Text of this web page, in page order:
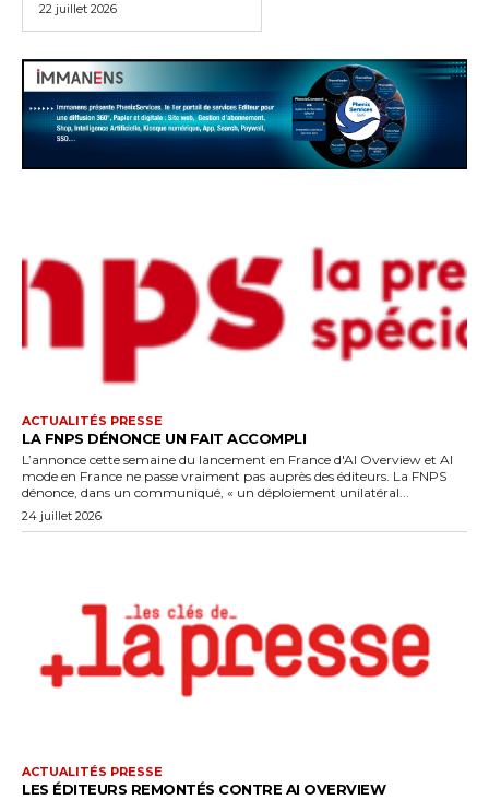
22 juillet 2026
ACTUALITÉS PRESSE
LA FNPS DÉNONCE UN FAIT ACCOMPLI
L’annonce cette semaine du lancement en France d'AI Overview et AI
mode en France ne passe vraiment pas auprès des éditeurs. La FNPS
dénonce, dans un communiqué, « un déploiement unilatéral...
24 juillet 2026
ACTUALITÉS PRESSE
LES ÉDITEURS REMONTÉS CONTRE AI OVERVIEW